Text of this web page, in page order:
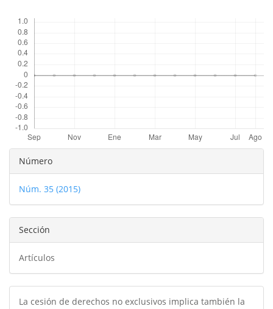
Detalles
del
artículo
Número
Núm. 35 (2015)
Sección
Artículos
La cesión de derechos no exclusivos implica también la